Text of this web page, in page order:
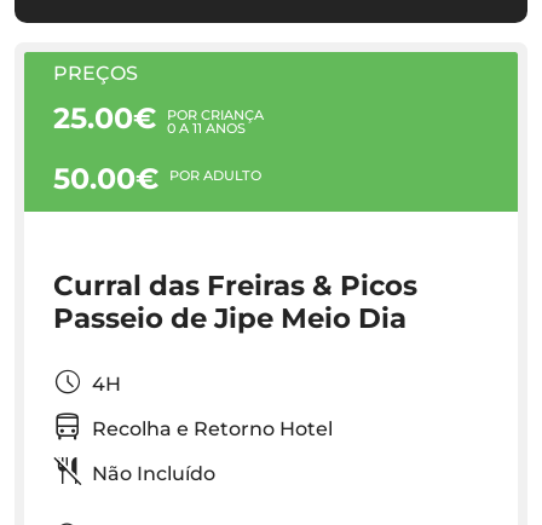
PREÇOS
25.00€ POR CRIANÇA
0 A 11 ANOS
50.00€ POR ADULTO
Curral das Freiras & Picos
Passeio de Jipe Meio Dia
4H
Recolha e Retorno Hotel
Não Incluído